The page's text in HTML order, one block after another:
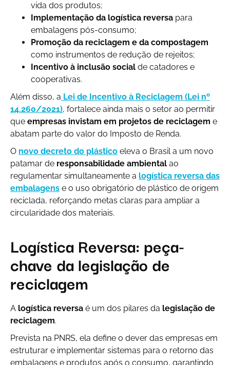
vida dos produtos;
Implementação da logística reversa para
embalagens pós-consumo;
Promoção da reciclagem e da compostagem
como instrumentos de redução de rejeitos;
Incentivo à inclusão social de catadores e
cooperativas.
Além disso, a Lei de Incentivo à Reciclagem (Lei nº
14.260/2021), fortalece ainda mais o setor ao permitir
que empresas invistam em projetos de reciclagem e
abatam parte do valor do Imposto de Renda.
O novo decreto do plástico eleva o Brasil a um novo
patamar de responsabilidade ambiental ao
regulamentar simultaneamente a logística reversa das
embalagens e o uso obrigatório de plástico de origem
reciclada, reforçando metas claras para ampliar a
circularidade dos materiais.
Logística Reversa: peça-
chave da legislação de
reciclagem
A logística reversa é um dos pilares da legislação de
reciclagem.
Prevista na PNRS, ela define o dever das empresas em
estruturar e implementar sistemas para o retorno das
embalagens e produtos após o consumo, garantindo